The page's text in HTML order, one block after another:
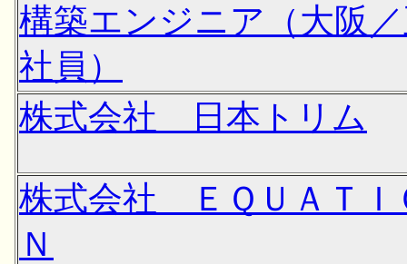
構築エンジニア（大阪
社員）
株式会社 日本トリム
株式会社 ＥＱＵＡＴＩ
Ｎ